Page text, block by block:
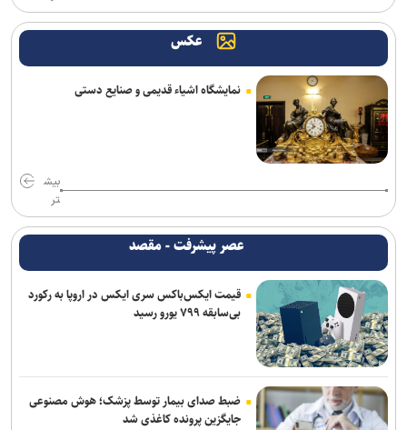
عکس
نمایشگاه اشیاء قدیمی و صنایع دستی
بیش
تر
عصر پیشرفت - مقصد
قیمت ایکس‌باکس سری ایکس در اروپا به رکورد
بی‌سابقه ۷۹۹ یورو رسید
ضبط صدای بیمار توسط پزشک؛ هوش مصنوعی
جایگزین پرونده کاغذی شد